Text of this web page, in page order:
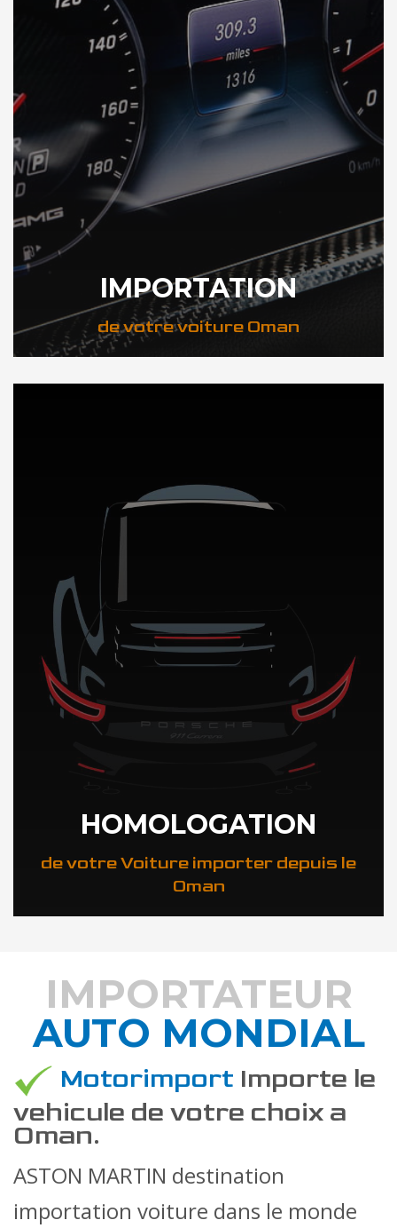
IMPORTATION
de votre voiture Oman
DÉCOUVREZ NOTRE IMPORTATION AUTO a Oman
HOMOLOGATION
de votre Voiture importer depuis le
Oman
DÉCOUVREZ COMMENT
IMPORTATEUR
AUTO MONDIAL
Motorimport Importe le
vehicule de votre choix a
Oman.
ASTON MARTIN destination
importation voiture dans le monde